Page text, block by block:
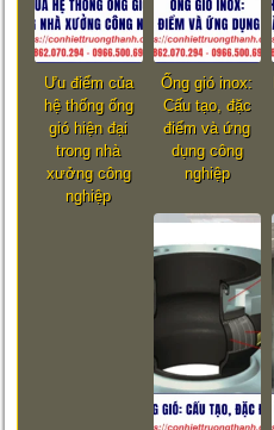
Ưu điểm của
hệ thống ống
gió hiện đại
trong nhà
xưởng công
nghiệp
Ống gió inox:
Cấu tạo, đặc
điểm và ứng
dụng công
nghiệp